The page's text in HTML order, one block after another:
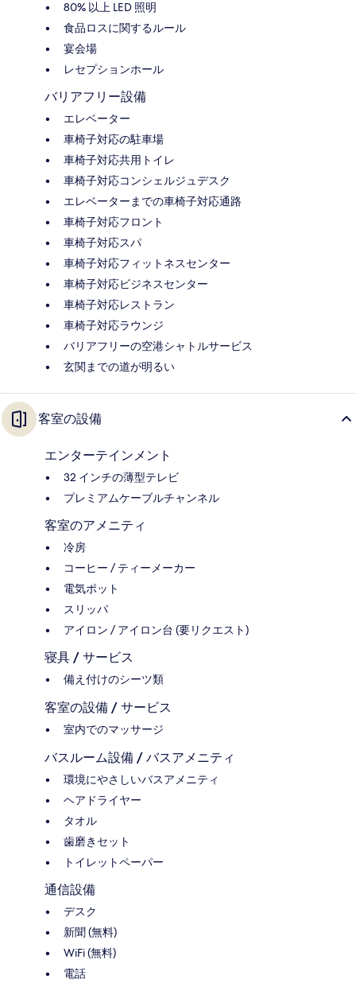
80% 以上 LED 照明
食品ロスに関するルール
宴会場
レセプションホール
バリアフリー設備
エレベーター
車椅子対応の駐車場
車椅子対応共用トイレ
車椅子対応コンシェルジュデスク
エレベーターまでの車椅子対応通路
車椅子対応フロント
車椅子対応スパ
車椅子対応フィットネスセンター
車椅子対応ビジネスセンター
車椅子対応レストラン
車椅子対応ラウンジ
バリアフリーの空港シャトルサービス
玄関までの道が明るい
客室の設備
エンターテインメント
32 インチの薄型テレビ
プレミアムケーブルチャンネル
客室のアメニティ
冷房
コーヒー / ティーメーカー
電気ポット
スリッパ
アイロン / アイロン台 (要リクエスト)
寝具 / サービス
備え付けのシーツ類
客室の設備 / サービス
室内でのマッサージ
バスルーム設備 / バスアメニティ
環境にやさしいバスアメニティ
ヘアドライヤー
タオル
歯磨きセット
トイレットペーパー
通信設備
デスク
新聞 (無料)
WiFi (無料)
電話